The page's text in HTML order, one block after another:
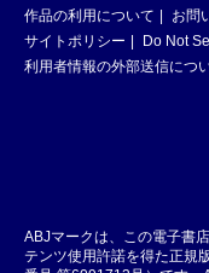
作品の利用について
お問
サイトポリシー
Do Not
利用者情報の外部送信につ
ABJマークは、この電子書
テンツ使用許諾を得た正規